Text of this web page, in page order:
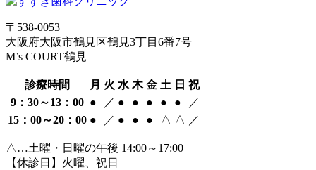
〒538-0053
大阪府大阪市鶴見区鶴見3丁目6番7号
M’s COURT鶴見
診療時間 月 火 水 木 金 土 日 祝
9：30～13：00 ● ／ ● ● ● ● ●
／
15：00～20：00 ● ／ ● ● ● △ △ ／
△…土曜・日曜の午後 14:00～17:00
【休診日】火曜、祝日